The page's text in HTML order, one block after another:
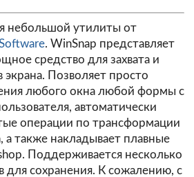
небольшой утилиты от
. WinSnap представляет
средство для захвата и
Позволяет просто
любого окна любой формы с
автоматически
операции по трансформации
а также накладывает плавные
Поддерживается несколько
для сохранения. К сожалению, с